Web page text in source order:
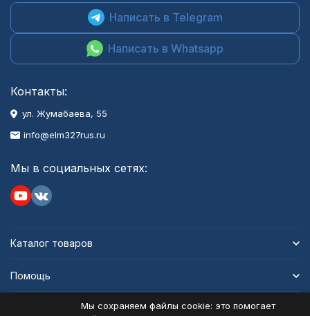
Написать в Telegram
Написать в Whatsapp
Контакты:
ул. Жумабаева, 55
info@elm327rus.ru
Мы в социальных сетях:
Каталог товаров
Помощь
Мы сохраняем файлы cookie: это помогает